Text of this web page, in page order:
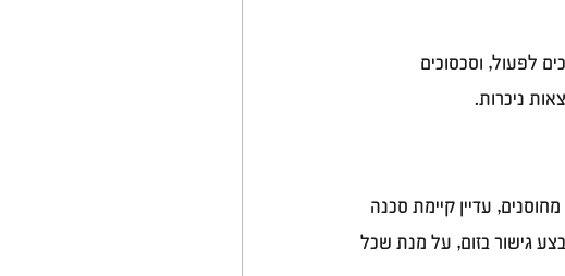
לפעול, וסכסוכים
ניכרות.
עדיין קיימת סכנה
גישור בזום, על מנת שכל